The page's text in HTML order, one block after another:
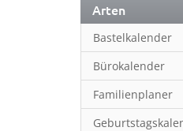
Arten
Bastelkalender
Bürokalender
Familienplaner